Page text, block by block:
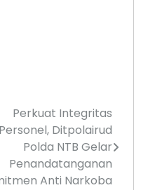
Perkuat Integritas
Personel, Ditpolairud
Polda NTB Gelar
Penandatanganan
Anti Narkoba